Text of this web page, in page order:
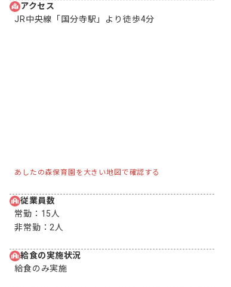
アクセス
JR中央線「国分寺駅」より徒歩4分
あしたの森保育園を大きい地図で確認する
従業員数
常勤： 15人
非常勤：2人
給食の実施状況
給食のみ実施